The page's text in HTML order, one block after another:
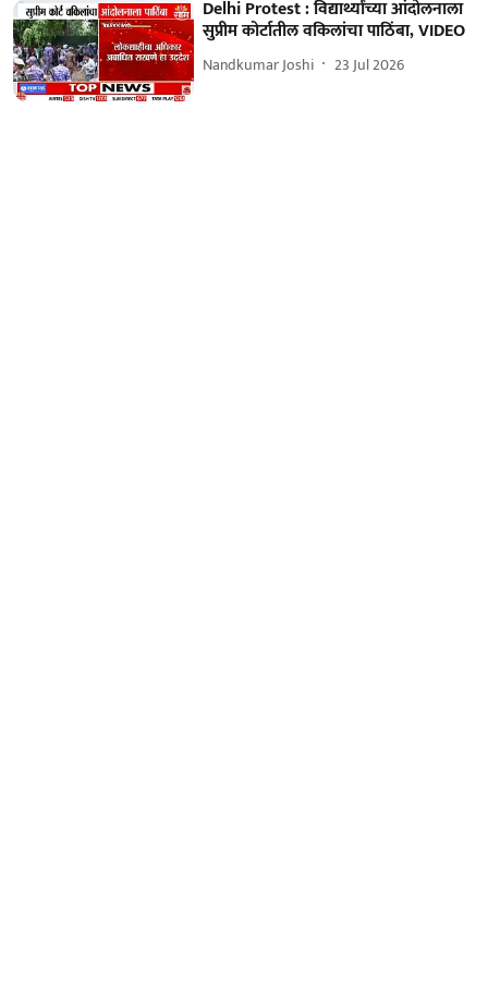
Delhi Protest : विद्यार्थ्यांच्या आंदोलनाला
सुप्रीम कोर्टातील वकिलांचा पाठिंबा, VIDEO
Nandkumar Joshi 23 Jul 2026